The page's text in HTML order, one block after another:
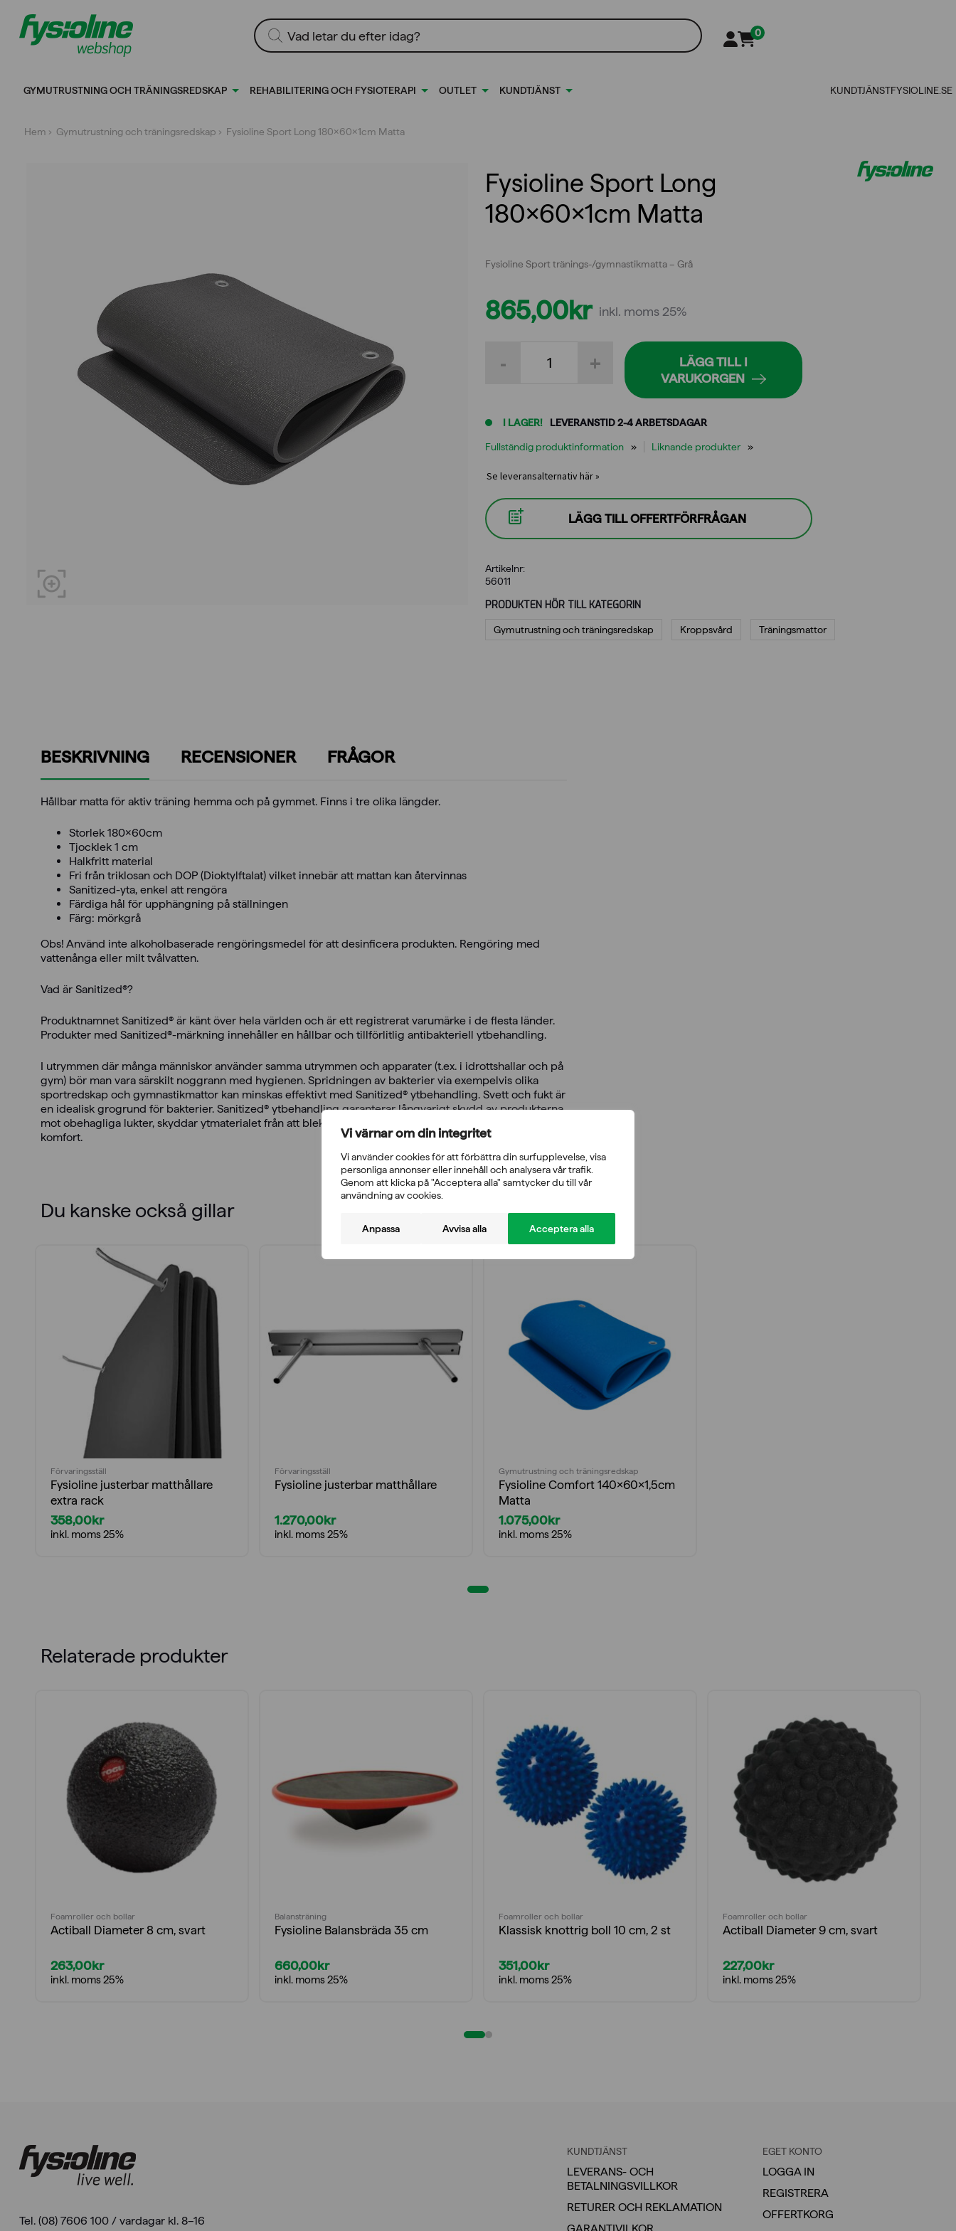
Vi värnar om din integritet
Vi använder cookies för att förbättra din surfupplevelse, visa
personliga annonser eller innehåll och analysera vår trafik.
Genom att klicka på "Acceptera alla" samtycker du till vår
användning av cookies.
Anpassa Avvisa alla Acceptera alla
innehållet
Produktsökning
0
GYMUTRUSTNING OCH TRÄNINGSREDSKAP REHABILITERING OCH FYSIOTERAPI OUTLET KUNDTJÄNST KUNDTJÄNSTFYSIOLINE.SE
Hem › Gymutrustning och träningsredskap › Fysioline Sport Long 180x60x1cm Matta
Fysioline Sport Long
180x60x1cm Matta
Fysioline Sport tränings-/gymnastikmatta – Grå
865,00kr inkl. moms 25%
I LAGER! LEVERANSTID 2-4 ARBETSDAGAR
+
Sport
mängd
-
LÄGG TILL I
VARUKORGEN
Fullständig produktinformation Liknande produkter
Se leveransalternativ här »
LÄGG TILL OFFERTFÖRFRÅGAN
Artikelnr:
56011
PRODUKTEN HÖR TILL KATEGORIN
Gymutrustning och träningsredskap Kroppsvård Träningsmattor
BESKRIVNING RECENSIONER FRÅGOR
Hållbar matta för aktiv träning hemma och på gymmet. Finns i tre olika längder.
Storlek 180x60cm
Tjocklek 1 cm
Halkfritt material
Fri från triklosan och DOP (Dioktylftalat) vilket innebär att mattan kan återvinnas
Sanitized-yta, enkel att rengöra
Färdiga hål för upphängning på ställningen
Färg: mörkgrå
Obs! Använd inte alkoholbaserade rengöringsmedel för att desinficera produkten. Rengöring med
vattenånga eller milt tvålvatten.
Vad är Sanitized®?
Produktnamnet Sanitized® är känt över hela världen och är ett registrerat varumärke i de flesta länder.
Produkter med Sanitized®-märkning innehåller en hållbar och tillförlitlig antibakteriell ytbehandling.
I utrymmen där många människor använder samma utrymmen och apparater (t.ex. i idrottshallar och på
gym) bör man vara särskilt noggrann med hygienen. Spridningen av bakterier via exempelvis olika
sportredskap och gymnastikmattor kan minskas effektivt med Sanitized® ytbehandling. Svett och fukt är
en idealisk grogrund för bakterier. Sanitized® ytbehandling garanterar långvarigt skydd av produkterna
mot obehagliga lukter, skyddar ytmaterialet från att blekna och erbjuder hygienisk fräschhet och
komfort.
Du kanske också gillar
Förvaringsställ
Fysioline justerbar matthållare
extra rack
358,00kr
inkl. moms 25%
Förvaringsställ
Fysioline justerbar matthållare
1.270,00kr
inkl. moms 25%
Gymutrustning och träningsredskap
Fysioline Comfort 140x60x1,5cm
Matta
1.075,00kr
inkl. moms 25%
Relaterade produkter
Foamroller och bollar
Actiball Diameter 8 cm, svart
263,00kr
inkl. moms 25%
Balansträning
Fysioline Balansbräda 35 cm
660,00kr
inkl. moms 25%
Foamroller och bollar
Klassisk knottrig boll 10 cm, 2 st
351,00kr
inkl. moms 25%
Foamroller och bollar
Actiball Diameter 9 cm, svart
227,00kr
inkl. moms 25%
Tel. (08) 7606 100 / vardagar kl. 8–16
KUNDTJÄNST
LEVERANS- OCH
BETALNINGSVILLKOR
RETURER OCH REKLAMATION
EGET KONTO
LOGGA IN
REGISTRERA
OFFERTKORG